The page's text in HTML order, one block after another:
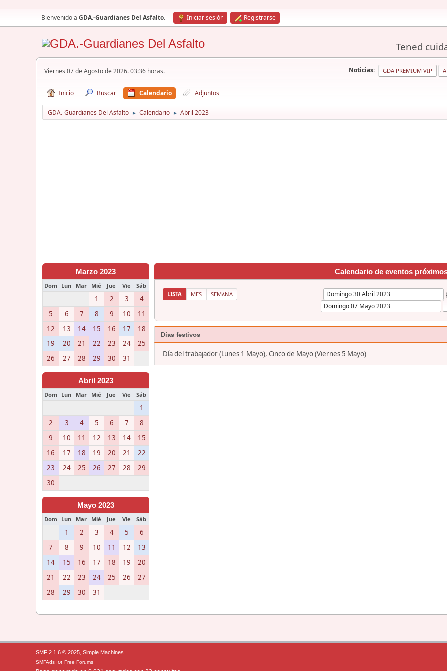
Bienvenido a GDA.-Guardianes Del Asfalto. Iniciar sesión Registrarse
Tened
Viernes 07 de Agosto de 2026. 03:36 horas. Noticias: GDA PREMIUM VIP
Inicio Buscar Calendario Adjuntos
GDA.-Guardianes Del Asfalto ► Calendario ► Abril 2023
Marzo 2023
Dom Lun Mar Mié Jue Vie Sáb
1 2 3
4
5
6 7 8 9 10
11
12
13 14 15 16 17
18
19
20 21 22 23 24
25
26
27 28 29 30 31
Abril 2023
Dom Lun Mar Mié Jue Vie Sáb
1
2
3 4 5 6 7
8
9
10 11 12 13 14
15
16
17 18 19 20 21
22
23
24 25 26 27 28
29
30
Mayo 2023
Dom Lun Mar Mié Jue Vie Sáb
1 2 3 4 5
6
7
8 9 10 11 12
13
14
15 16 17 18 19
20
21
22 23 24 25 26
27
28
29 30 31
Calendario de eventos próximos
LISTA MES SEMANA
Días festivos
Día del trabajador (Lunes 1 Mayo), Cinco de Mayo (Viernes 5 Mayo)
SMF 2.1.6 © 2025, Simple Machines
SMFAds for Free Forums